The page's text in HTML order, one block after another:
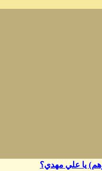
يا علي مهدي؟